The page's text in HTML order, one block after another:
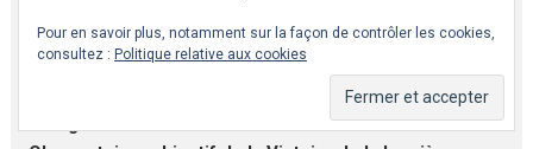
Fil d'informations Telegram sur la Victoire de la
Victoria Luminis
Collection personnelle de vidéos de spiritualité et
Pour en savoir plus, notamment sur la façon de contrôler les cookies,
consultez : Politique relative aux cookies